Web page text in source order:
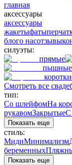
главная
аксессуары
аксессуары
жакетыфаты
блого насотзывы
силуэты:
прямые
пышные
Смотреть все
тип:
Со шлейфомНа
рукавомЗакрытыеС
Показать еще
стиль:
МидиМинимализм
беременных
Показать еще